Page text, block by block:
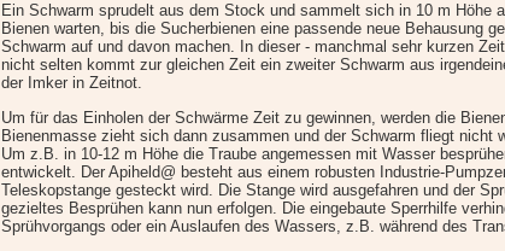
Ein Schwarm sprudelt aus dem Stock und sammelt sich in 10 m Höhe
Bienen warten, bis die Sucherbienen eine passende neue Behausung
Schwarm auf und davon machen. In dieser - manchmal sehr kurzen
nicht selten kommt zur gleichen Zeit ein zweiter Schwarm aus
der Imker in Zeitnot.
Um für das Einholen der Schwärme Zeit zu gewinnen, werden die
Bienenmasse zieht sich dann zusammen und der Schwarm fliegt nicht
Um z.B. in 10-12 m Höhe die Traube angemessen mit Wasser
entwickelt. Der Apiheld@ besteht aus einem robusten Industrie-
Teleskopstange gesteckt wird. Die Stange wird ausgefahren und der
gezieltes Besprühen kann nun erfolgen. Die eingebaute Sperrhilfe
Sprühvorgangs oder ein Auslaufen des Wassers, z.B. während des